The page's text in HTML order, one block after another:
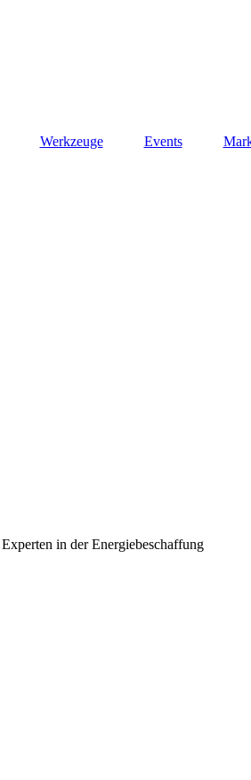
Werkzeuge Events
Experten in der Energiebeschaffung